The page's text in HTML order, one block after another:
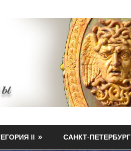
II САНКТ-ПЕТЕРБУРГ